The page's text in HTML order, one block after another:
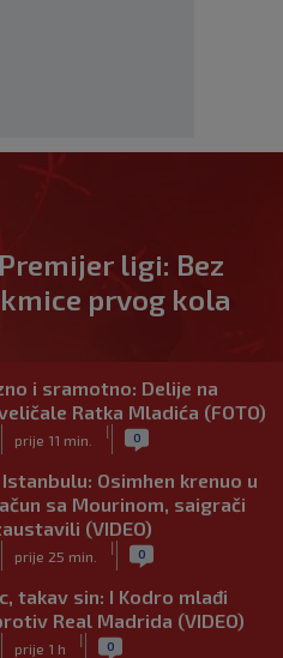
ligi: Bez
prvog kola
i sramotno: Delije na
Ratka Mladića (FOTO)
prije 11 min.
| 0
Osimhen krenuo u
sa Mourinom, saigrači
(VIDEO)
prije 25 min.
| 0
takav sin: I Kodro mlađi
Real Madrida (VIDEO)
prije 1 h
| 0